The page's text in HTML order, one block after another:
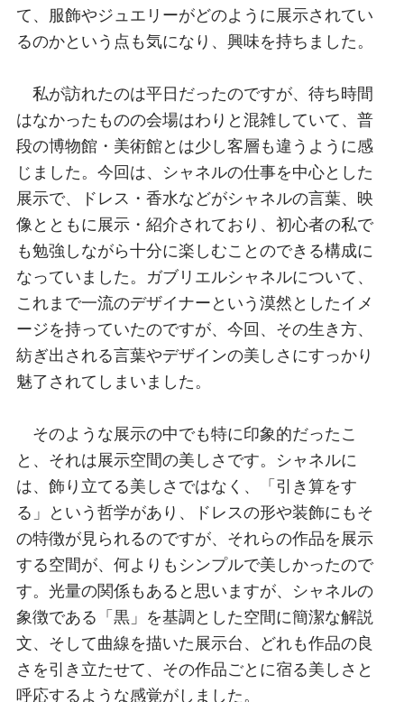
て、服飾やジュエリーがどのように展示されてい
るのかという点も気になり、興味を持ちました。
私が訪れたのは平日だったのですが、待ち時間
はなかったものの会場はわりと混雑していて、普
段の博物館・美術館とは少し客層も違うように感
じました。今回は、シャネルの仕事を中心とした
展示で、ドレス・香水などがシャネルの言葉、映
像とともに展示・紹介されており、初心者の私で
も勉強しながら十分に楽しむことのできる構成に
なっていました。ガブリエルシャネルについて、
これまで一流のデザイナーという漠然としたイメ
ージを持っていたのですが、今回、その生き方、
紡ぎ出される言葉やデザインの美しさにすっかり
魅了されてしまいました。
そのような展示の中でも特に印象的だったこ
と、それは展示空間の美しさです。シャネルに
は、飾り立てる美しさではなく、「引き算をす
る」という哲学があり、ドレスの形や装飾にもそ
の特徴が見られるのですが、それらの作品を展示
する空間が、何よりもシンプルで美しかったので
す。光量の関係もあると思いますが、シャネルの
象徴である「黒」を基調とした空間に簡潔な解説
文、そして曲線を描いた展示台、どれも作品の良
さを引き立たせて、その作品ごとに宿る美しさと
呼応するような感覚がしました。